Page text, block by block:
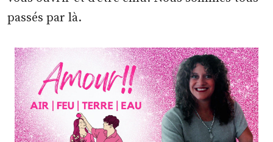
passés par là.